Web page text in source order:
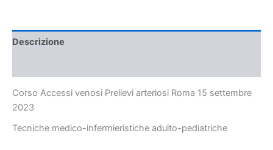
Descrizione
Corso Accessi venosi Prelievi arteriosi Roma 15 settembre
2023
Tecniche medico-infermieristiche adulto-pediatriche